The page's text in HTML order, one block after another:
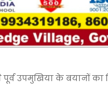
पूर्व उपमुखिया के बयानों